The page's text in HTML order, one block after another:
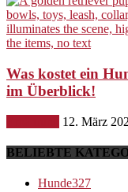
Was kostet ein
im Überblick!
12. März
BELIEBTE
Hunde327